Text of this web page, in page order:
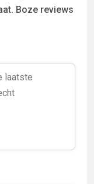
Boze reviews